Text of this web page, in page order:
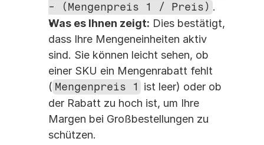
- (Mengenpreis 1 / Preis) .
Was es Ihnen zeigt: Dies bestätigt,
dass Ihre Mengeneinheiten aktiv
sind. Sie können leicht sehen, ob
einer SKU ein Mengenrabatt fehlt
( Mengenpreis 1
ist leer) oder ob
der Rabatt zu hoch ist, um Ihre
Margen bei Großbestellungen zu
schützen.